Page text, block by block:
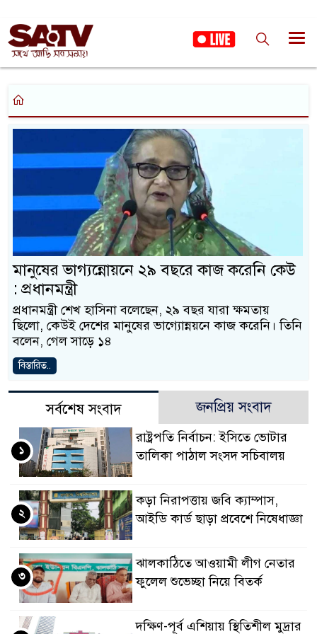
মানুষের ভাগ্যন্নোয়নে ২৯ বছরে কাজ করেনি কেউ
: প্রধানমন্ত্রী
প্রধানমন্ত্রী শেখ হাসিনা বলেছেন, ২৯ বছর যারা ক্ষমতায়
ছিলো, কেউই দেশের মানুষের ভাগ্যোন্নয়নে কাজ করেনি। তিনি
বলেন, গেল সাড়ে ১৪
বিস্তারিত..
সর্বশেষ সংবাদ জনপ্রিয় সংবাদ
রাষ্ট্রপতি নির্বাচন: ইসিতে ভোটার
তালিকা পাঠাল সংসদ সচিবালয়
১
কড়া নিরাপত্তায় জবি ক্যাম্পাস,
আইডি কার্ড ছাড়া প্রবেশে নিষেধাজ্ঞা
২
ঝালকাঠিতে আওয়ামী লীগ নেতার
ফুলেল শুভেচ্ছা নিয়ে বিতর্ক
৩
দক্ষিণ-পূর্ব এশিয়ায় স্থিতিশীল মুদ্রার